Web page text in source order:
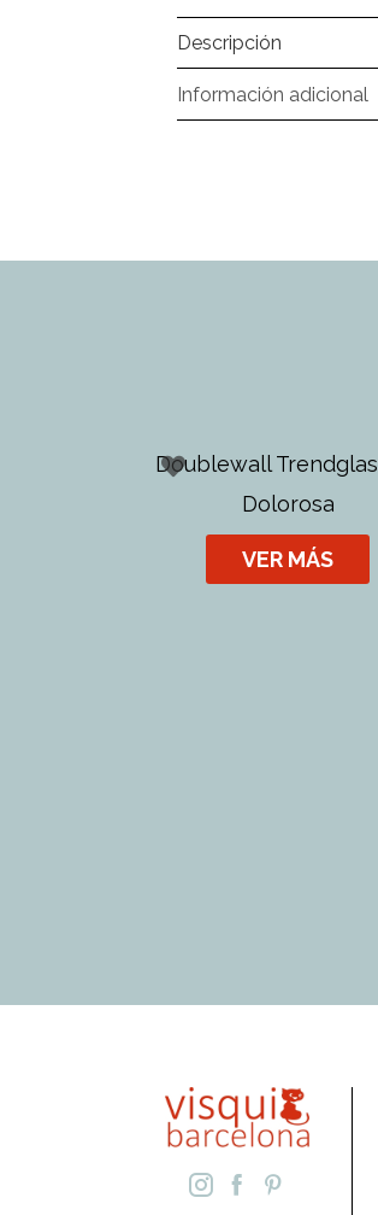
Descripción
Información adicional
Doublewall
Dolorosa
VER MÁS